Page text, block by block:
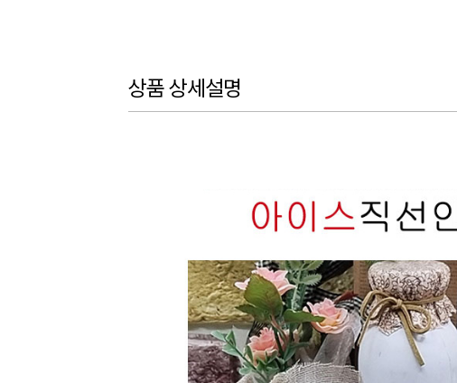
상품 상세설명